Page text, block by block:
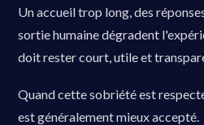
Un accueil trop long, des
sortie humaine dégradent
doit rester court, utile et
Quand cette sobriété est
est généralement mieux accepté.